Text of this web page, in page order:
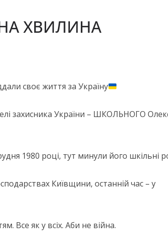
ХВИЛИНА
своє життя за Україну
захисника України – ШКОЛЬНОГО
1980 році, тут минули його шкільні
Київщини, останній час – у
Все як у всіх. Аби не війна.